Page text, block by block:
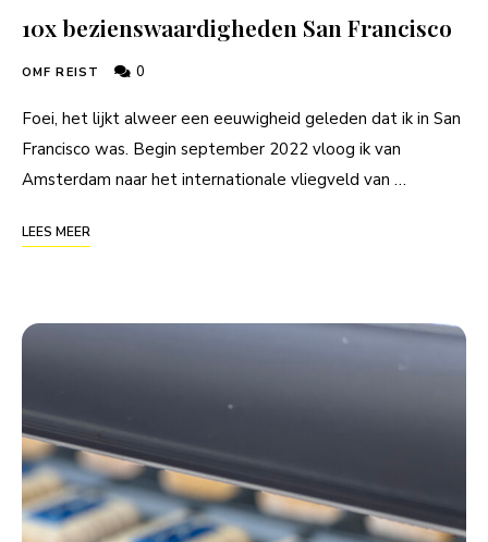
10x bezienswaardigheden San Francisco
OMF REIST 0
Foei, het lijkt alweer een eeuwigheid geleden dat ik in San
Francisco was. Begin september 2022 vloog ik van
Amsterdam naar het internationale vliegveld van …
LEES MEER